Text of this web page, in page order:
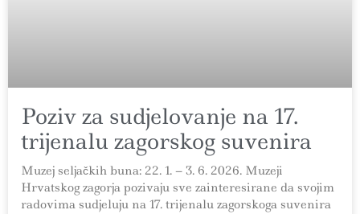
Poziv za sudjelovanje na 17.
trijenalu zagorskog suvenira
Muzej seljačkih buna: 22. 1. – 3. 6. 2026. Muzeji
Hrvatskog zagorja pozivaju sve zainteresirane da svojim
radovima sudjeluju na 17. trijenalu zagorskoga suvenira